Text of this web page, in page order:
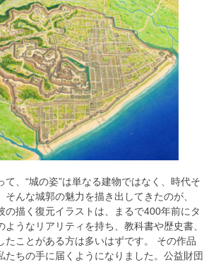
て、“城の姿”は単なる建物ではなく、時代そ
んな城郭の魅力を描き出してきたのが、
の描く復元イラストは、まるで400年前にタ
ようなリアリティを持ち、教科書や歴史書、
たことがある方は多いはずです。 その作品
たちの手に届くようになりました。公益財団